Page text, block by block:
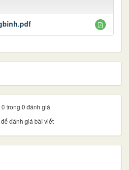
trong 0 đánh giá
đánh giá bài viết